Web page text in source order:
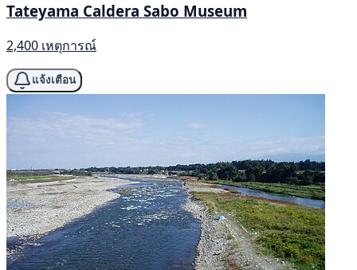
Tateyama Caldera Sabo Museum
2,400 เหตุการณ์
แจ้งเตือน